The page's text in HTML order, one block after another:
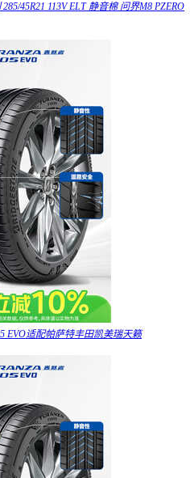
45R21 113V ELT 静音棉 问界M8 PZERO
EVO适配帕萨特丰田凯美瑞天籁